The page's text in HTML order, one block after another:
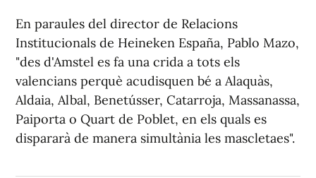
En paraules del director de Relacions
Institucionals de Heineken España, Pablo Mazo,
"des d'Amstel es fa una crida a tots els
valencians perquè acudisquen bé a Alaquàs,
Aldaia, Albal, Benetússer, Catarroja, Massanassa,
Paiporta o Quart de Poblet, en els quals es
dispararà de manera simultània les mascletaes".